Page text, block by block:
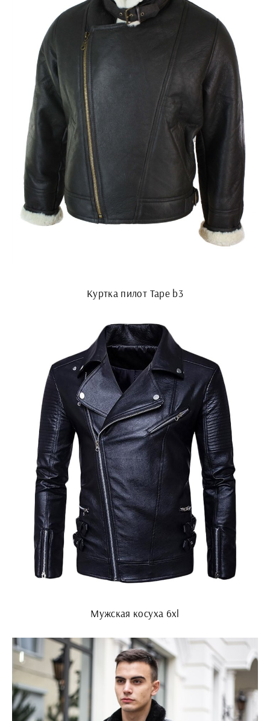
Куртка пилот Tape b3
Мужская косуха 6xl